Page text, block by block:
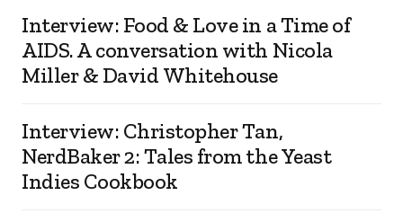
Interview: Food & Love in a Time of
AIDS. A conversation with Nicola
Miller & David Whitehouse
Interview: Christopher Tan,
NerdBaker 2: Tales from the Yeast
Indies Cookbook